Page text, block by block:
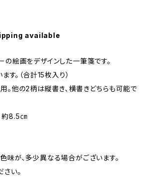
available
の絵画をデザインした一筆箋です。
す。（合計15枚入り）
。他の2柄は縦書き、横書きどちらも可能で
約8.5㎝
味が、多少異なる場合がございます。
い。